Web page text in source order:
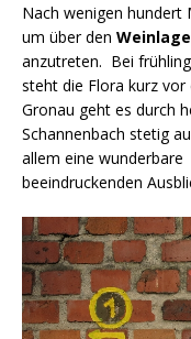
Nach wenigen hundert
um über den
anzutreten. Bei
steht die Flora kurz
Gronau geht es durch
Schannenbach stetig
allem eine
beeindruckenden